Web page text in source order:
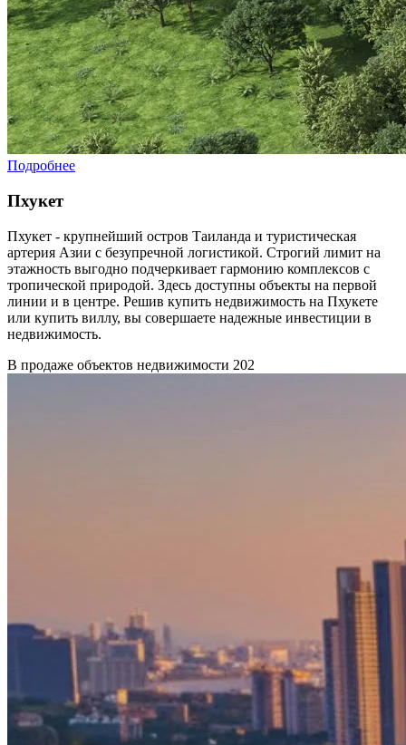
Подробнее
Пхукет
Пхукет - крупнейший остров Таиланда и туристическая
артерия Азии с безупречной логистикой. Строгий лимит на
этажность выгодно подчеркивает гармонию комплексов с
тропической природой. Здесь доступны объекты на первой
линии и в центре. Решив купить недвижимость на Пхукете
или купить виллу, вы совершаете надежные инвестиции в
недвижимость.
В продаже объектов недвижимости 202